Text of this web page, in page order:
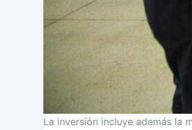
La inversión incluye además la